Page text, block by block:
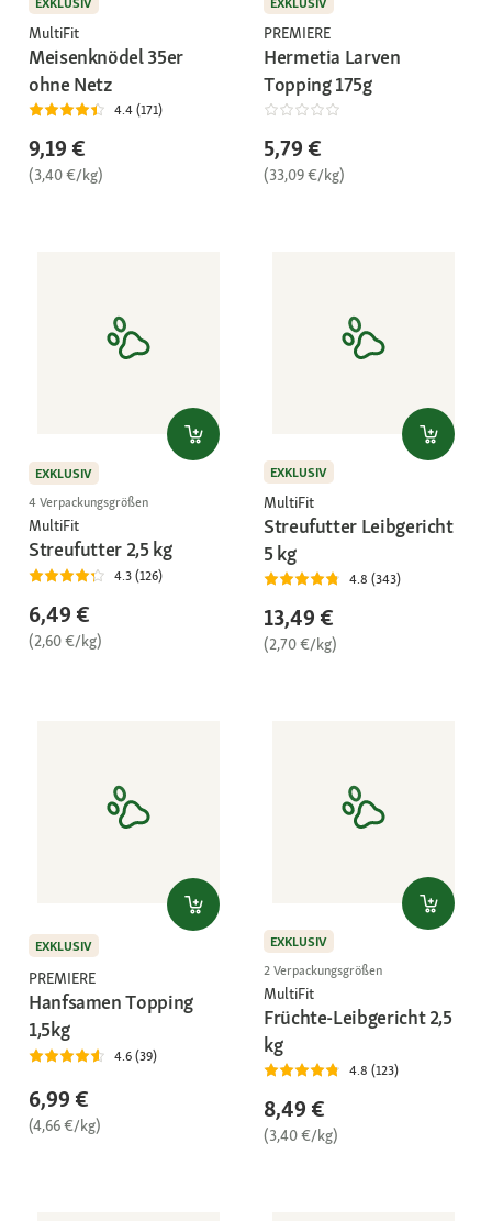
MultiFit
Meisenknödel 35er
ohne Netz
4.4 (171)
9,19 €
(3,40 €/kg)
PREMIERE
Hermetia Larven
Topping 175g
5,79 €
(33,09 €/kg)
EXKLUSIV
4 Verpackungsgrößen
MultiFit
Streufutter 2,5 kg
4.3 (126)
6,49 €
(2,60 €/kg)
EXKLUSIV
MultiFit
Streufutter Leibgericht
5 kg
4.8 (343)
13,49 €
(2,70 €/kg)
EXKLUSIV
PREMIERE
Hanfsamen Topping
1,5kg
4.6 (39)
6,99 €
(4,66 €/kg)
EXKLUSIV
2 Verpackungsgrößen
MultiFit
Früchte-Leibgericht 2,5
kg
4.8 (123)
8,49 €
(3,40 €/kg)